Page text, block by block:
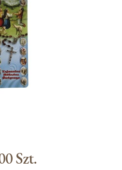
Szt.